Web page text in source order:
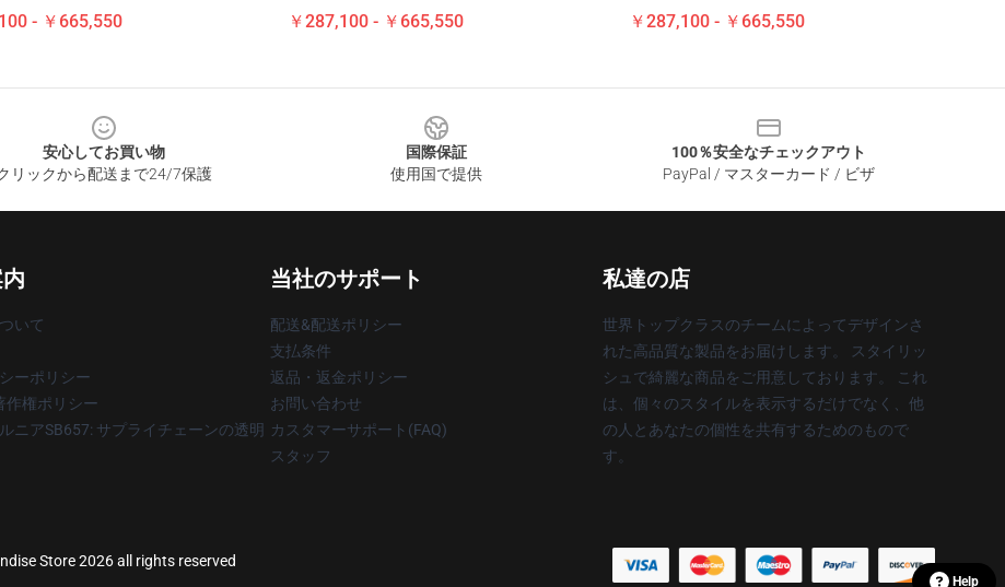
- ￥665,550 ￥287,100 - ￥665,550 ￥287,100 - ￥665,550
安心してお買い物
リックから配送まで24/7保護
国際保証
使用国で提供
100％安全なチェックアウト
PayPal / マスターカード / ビザ
いて
ーポリシー
作権ポリシー
ニアSB657: サプライチェーンの透明
当社のサポート
配送&配送ポリシー
支払条件
返品・返金ポリシー
お問い合わせ
カスタマーサポート(FAQ)
スタッフ
私達の店
世界トップクラスのチームによってデザインさ
れた高品質な製品をお届けします。 スタイリッ
シュで綺麗な商品をご用意しております。 これ
は、個々のスタイルを表示するだけでなく、他
の人とあなたの個性を共有するためのもので
す。
Store 2026 all rights reserved
Help